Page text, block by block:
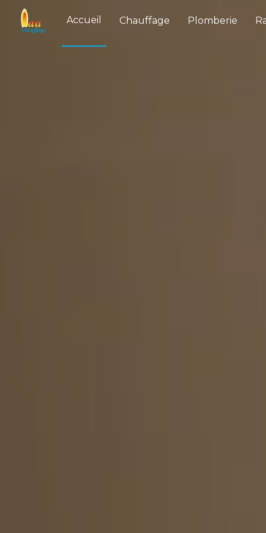
Accueil Chauffage Plomberie
Panneau de gestion des cookies